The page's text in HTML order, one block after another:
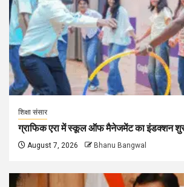
शिक्षा संसार
ग्राफिक एरा में स्कूल ऑफ मैनेजमेंट का इंडक्शन
August 7, 2026 Bhanu Bangwal